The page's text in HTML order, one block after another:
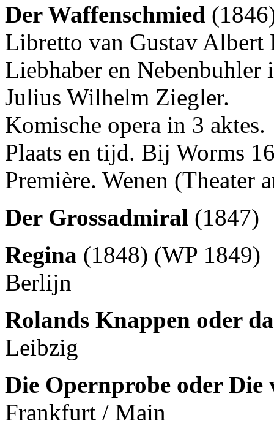
Der Waffenschmied
Libretto van Gustav Albert
Liebhaber en Nebenbuhler
Julius Wilhelm Ziegler.
Komische opera in 3 aktes.
Plaats en tijd. Bij Worms
Première. Wenen
Der Grossadmiral (1847)
Regina (1848) (WP 1849)
Berlijn
Rolands Knappen oder
Leibzig
Die Opernprobe oder
Frankfurt / Main